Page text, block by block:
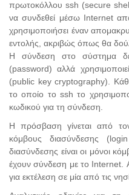
πρωτοκόλλου ssh (secure
να συνδεθεί μέσω Internet
χρησιμοποιήσει έναν
εντολής, ακριβώς όπως θα
Η σύνδεση στο σύστημα
(password) αλλά
(public key cryptography). Κάθε
το οποίο το ssh το
κωδικού για τη σύνδεση.
Η πρόσβαση γίνεται από
κόμβους διασύνδεσης
διασύνδεσης είναι οι μόνοι
έχουν σύνδεση με το Internet.
για εκτέλεση σε μία από τις